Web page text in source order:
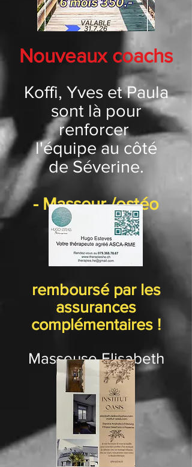
Nouveaux coachs
Koffi, Yves et Paula
sont là pour
renforcer
l'équipe au côté
de Séverine.
- Masseur /ostéo
remboursé par les
assurances
complémentaires !
Masseuse Elisabeth